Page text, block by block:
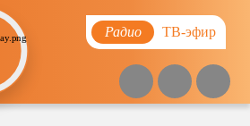
Радио ТВ-эфир